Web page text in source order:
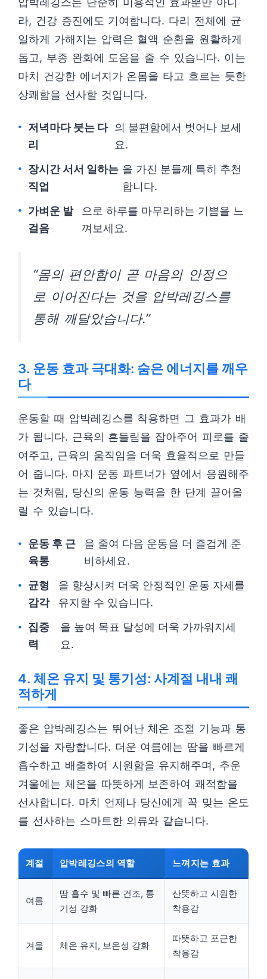
라, 건강 증진에도 기여합니다. 다리 전체에 균
일하게 가해지는 압력은 혈액 순환을 원활하게
돕고, 부종 완화에 도움을 줄 수 있습니다. 이는
마치 건강한 에너지가 온몸을 타고 흐르는 듯한
상쾌함을 선사할 것입니다.
저녁마다 붓는 다
리
의 불편함에서 벗어나 보세
요.
장시간 서서 일하는
직업
을 가진 분들께 특히 추천
합니다.
가벼운 발
걸음
으로 하루를 마무리하는 기쁨을 느
껴보세요.
“몸의 편안함이 곧 마음의 안정으
로 이어진다는 것을 압박레깅스를
통해 깨달았습니다.”
3. 운동 효과 극대화: 숨은 에너지를 깨우
다
운동할 때 압박레깅스를 착용하면 그 효과가 배
가 됩니다. 근육의 흔들림을 잡아주어 피로를 줄
여주고, 근육의 움직임을 더욱 효율적으로 만들
어 줍니다. 마치 운동 파트너가 옆에서 응원해주
는 것처럼, 당신의 운동 능력을 한 단계 끌어올
릴 수 있습니다.
운동 후 근
육통
을 줄여 다음 운동을 더 즐겁게 준
비하세요.
균형
감각
을 향상시켜 더욱 안정적인 운동 자세를
유지할 수 있습니다.
집중
력
을 높여 목표 달성에 더욱 가까워지세
요.
4. 체온 유지 및 통기성: 사계절 내내 쾌
적하게
좋은 압박레깅스는 뛰어난 체온 조절 기능과 통
기성을 자랑합니다. 더운 여름에는 땀을 빠르게
흡수하고 배출하여 시원함을 유지해주며, 추운
겨울에는 체온을 따뜻하게 보존하여 쾌적함을
선사합니다. 마치 언제나 당신에게 꼭 맞는 온도
를 선사하는 스마트한 의류와 같습니다.
계절 압박레깅스의 역할 느껴지는 효과
여름
땀 흡수 및 빠른 건조, 통
기성 강화
산뜻하고 시원한
착용감
겨울 체온 유지, 보온성 강화
따뜻하고 포근한
착용감